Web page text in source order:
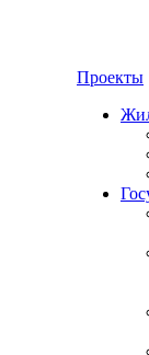
Проекты